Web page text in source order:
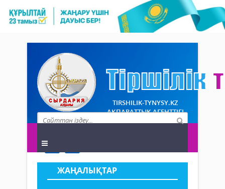
TIRSHILIK-TYNYSY.KZ
АҚПАРАТТЫҚ АГЕНТТІГІ
ЖАҢАЛЫҚТАР